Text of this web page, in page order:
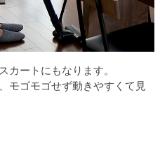
カートにもなります。
モゴモゴせず動きやすくて見